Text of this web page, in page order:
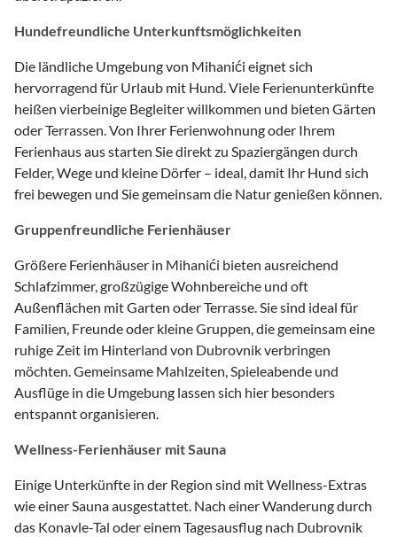
Hundefreundliche Unterkunftsmöglichkeiten
Die ländliche Umgebung von Mihanići eignet sich
hervorragend für Urlaub mit Hund. Viele Ferienunterkünfte
heißen vierbeinige Begleiter willkommen und bieten Gärten
oder Terrassen. Von Ihrer Ferienwohnung oder Ihrem
Ferienhaus aus starten Sie direkt zu Spaziergängen durch
Felder, Wege und kleine Dörfer – ideal, damit Ihr Hund sich
frei bewegen und Sie gemeinsam die Natur genießen können.
Gruppenfreundliche Ferienhäuser
Größere Ferienhäuser in Mihanići bieten ausreichend
Schlafzimmer, großzügige Wohnbereiche und oft
Außenflächen mit Garten oder Terrasse. Sie sind ideal für
Familien, Freunde oder kleine Gruppen, die gemeinsam eine
ruhige Zeit im Hinterland von Dubrovnik verbringen
möchten. Gemeinsame Mahlzeiten, Spieleabende und
Ausflüge in die Umgebung lassen sich hier besonders
entspannt organisieren.
Wellness-Ferienhäuser mit Sauna
Einige Unterkünfte in der Region sind mit Wellness-Extras
wie einer Sauna ausgestattet. Nach einer Wanderung durch
das Konavle-Tal oder einem Tagesausflug nach Dubrovnik